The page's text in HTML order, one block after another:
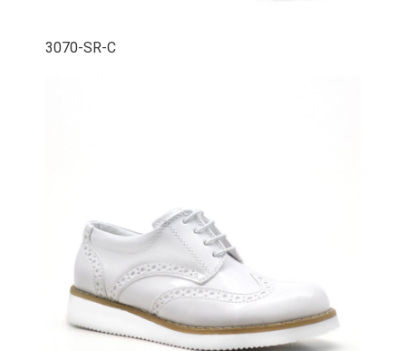
3070-SR-C